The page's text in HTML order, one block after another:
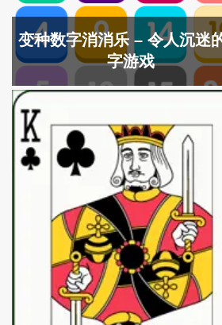
变种数字消消乐 – 令人沉迷
字游戏